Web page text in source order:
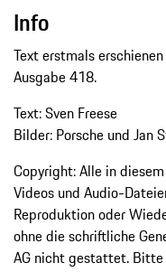
Info
Text erstmals
Ausgabe 418.
Text: Sven Freese
Bilder: Porsche und Jan
Copyright: Alle in
Videos und Audio-
Reproduktion oder
ohne die schriftliche
AG nicht gestattet.